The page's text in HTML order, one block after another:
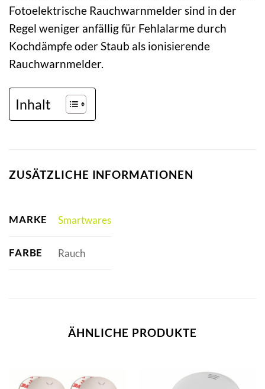
Fotoelektrische Rauchwarnmelder sind in der
Regel weniger anfällig für Fehlalarme durch
Kochdämpfe oder Staub als ionisierende
Rauchwarnmelder.
Inhalt
ZUSÄTZLICHE INFORMATIONEN
MARKE Smartwares
FARBE Rauch
ÄHNLICHE PRODUKTE